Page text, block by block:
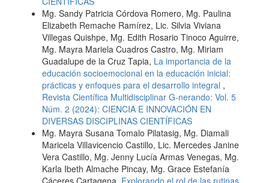
Mg. Sandy Patricia Córdova Romero, Mg. Paulina
Elizabeth Remache Ramírez, Lic. Silvia Viviana
Villegas Quishpe, Mg. Edith Rosario Tinoco Aguirre,
Mg. Mayra Mariela Cuadros Castro, Mg. Miriam
Guadalupe de la Cruz Tapia, La importancia de la
educación socioemocional en la educación inicial:
prácticas y enfoques para el desarrollo integral ,
Revista Científica Multidisciplinar G-nerando: Vol. 5
Núm. 2 (2024): CIENCIA E INNOVACIÓN EN
DIVERSAS DISCIPLINAS CIENTÍFICAS
Mg. Mayra Susana Tomalo Pilatasig, Mg. Diamali
Maricela Villavicencio Castillo, Lic. Mercedes Janine
Vera Castillo, Mg. Jenny Lucía Armas Venegas, Mg.
Karla Ibeth Almache Pincay, Mg. Grace Estefanía
Cáceres Cartagena, Explorando el rol de las rutinas